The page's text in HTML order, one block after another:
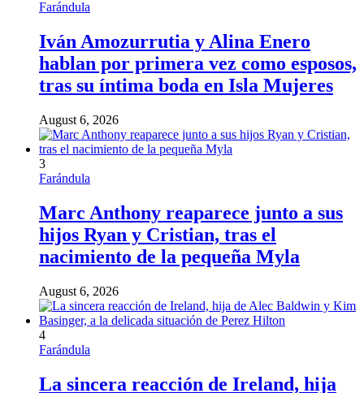
Farándula
Iván Amozurrutia y Alina Enero
hablan por primera vez como esposos,
tras su íntima boda en Isla Mujeres
August 6, 2026
3
Farándula
Marc Anthony reaparece junto a sus
hijos Ryan y Cristian, tras el
nacimiento de la pequeña Myla
August 6, 2026
4
Farándula
La sincera reacción de Ireland, hija